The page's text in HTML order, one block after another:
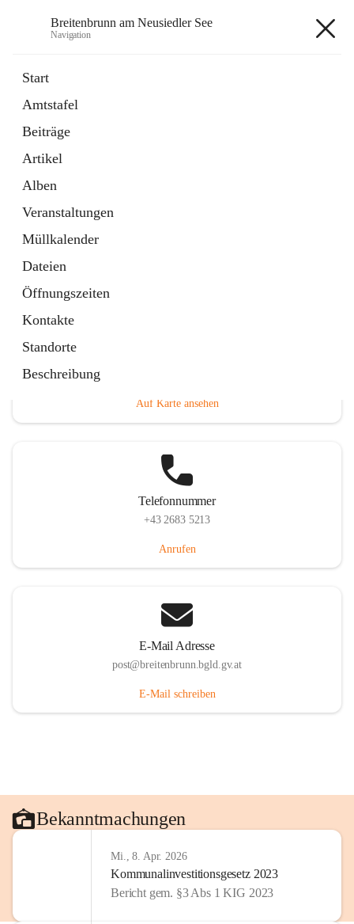
Breitenbrunn am Neusiedler See
Navigation
Start
Amtstafel
Beiträge
Artikel
Alben
Veranstaltungen
Müllkalender
Dateien
Öffnungszeiten
Kontakte
Standorte
Beschreibung
18 Schnellzugriffe
Gemeindeservice
Auf Karte ansehen
Telefonnummer
+43 2683 5213
Anrufen
E-Mail Adresse
post@breitenbrunn.bgld.gv.at
E-Mail schreiben
Bekanntmachungen
Mi., 8. Apr. 2026
Kommunalinvestitionsgesetz 2023
Bericht gem. §3 Abs 1 KIG 2023